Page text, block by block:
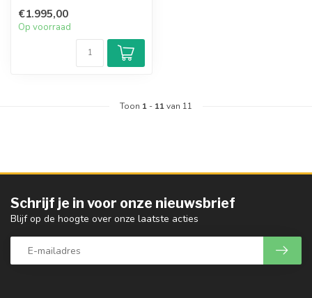
€1.995,00
Op voorraad
Toon 1 - 11van 11
Schrijf je in voor onze nieuwsbrief
Blijf op de hoogte over onze laatste acties